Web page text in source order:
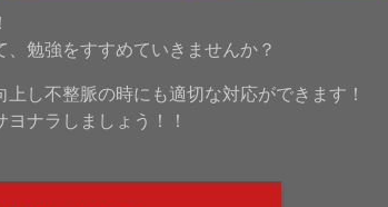
勉強をすすめていきませんか？
し不整脈の時にも適切な対応ができます！
ナラしましょう！！